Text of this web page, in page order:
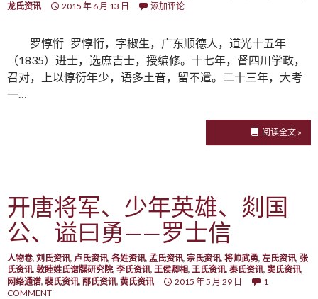
龙氏资讯
2015 年 6 月 13 日 添加评论
罗惇㤚 罗惇㤚，字椒生，广东顺德人，道光十五年
（1835）进士，选庶吉士，授编修。十七年，督四川学政，
召对，上以惇衍年少，语多土音，留不遣。二十三年，大考
一…
阅读全文 »
开唐将军、少年英雄、剡国
公、谥曰勇——罗士信
人物卷, 刘氏资讯, 卢氏资讯, 各姓资讯, 孟氏资讯, 宗氏资讯, 将帅武勇, 左氏资讯, 张
氏资讯, 敦睦姓氏谱牒研究院, 李氏资讯, 王侯卿相, 王氏资讯, 秦氏资讯, 窦氏资讯,
网络通谱, 裴氏资讯, 邴氏资讯, 黄氏资讯 2015 年 5 月 29 日
1
COMMENT